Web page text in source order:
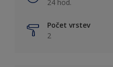
24 hod.
Počet vrstev
2